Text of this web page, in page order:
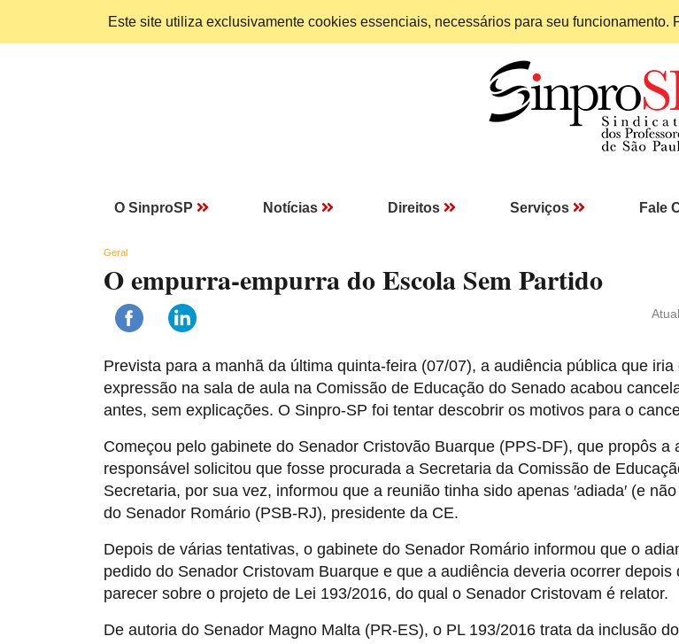
Este site utiliza exclusivamente cookies essenciais, necessários para seu funcionamento.
O SinproSP Notícias Direitos Serviços Fale
Geral
O empurra-empurra do Escola Sem Partido
Prevista para a manhã da última quinta-feira (07/07), a audiência pública que
expressão na sala de aula na Comissão de Educação do Senado acabou
antes, sem explicações. O Sinpro-SP foi tentar descobrir os motivos para o
Começou pelo gabinete do Senador Cristovão Buarque (PPS-DF), que propôs a
responsável solicitou que fosse procurada a Secretaria da Comissão de
Secretaria, por sua vez, informou que a reunião tinha sido apenas ′adiada′ (e
do Senador Romário (PSB-RJ), presidente da CE.
Depois de várias tentativas, o gabinete do Senador Romário informou que o
pedido do Senador Cristovam Buarque e que a audiência deveria ocorrer depois
parecer sobre o projeto de Lei 193/2016, do qual o Senador Cristovam é relator.
De autoria do Senador Magno Malta (PR-ES), o PL 193/2016 trata da inclusão